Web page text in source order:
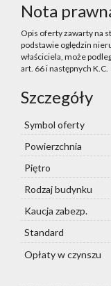
Nota
Opis oferty zawarty na
podstawie oględzin
właściciela, może
art. 66 i następnych K.C.
Szczegóły
Symbol oferty
Powierzchnia
Piętro
Rodzaj budynku
Kaucja zabezp.
Standard
Opłaty w czynszu